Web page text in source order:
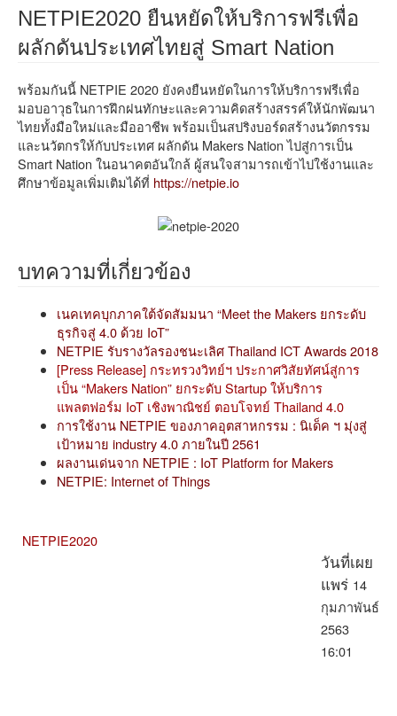
NETPIE2020 ยืนหยัดให้บริการฟรีเพื่อ
ผลักดันประเทศไทยสู่ Smart Nation
พร้อมกันนี้ NETPIE 2020 ยังคงยืนหยัดในการให้บริการฟรีเพื่อ
มอบอาวุธในการฝึกฝนทักษะและความคิดสร้างสรรค์ให้นักพัฒนา
ไทยทั้งมือใหม่และมืออาชีพ พร้อมเป็นสปริงบอร์ดสร้างนวัตกรรม
และนวัตกรให้กับประเทศ ผลักดัน Makers Nation ไปสู่การเป็น
Smart Nation ในอนาคตอันใกล้ ผู้สนใจสามารถเข้าไปใช้งานและ
ศึกษาข้อมูลเพิ่มเติมได้ที่ https://netpie.io
บทความที่เกี่ยวข้อง
เนคเทคบุกภาคใต้จัดสัมมนา “Meet the Makers ยกระดับ
ธุรกิจสู่ 4.0 ด้วย IoT”
NETPIE รับรางวัลรองชนะเลิศ Thailand ICT Awards 2018
[Press Release] กระทรวงวิทย์ฯ ประกาศวิสัยทัศน์สู่การ
เป็น “Makers Nation” ยกระดับ Startup ให้บริการ
แพลตฟอร์ม IoT เชิงพาณิชย์ ตอบโจทย์ Thailand 4.0
การใช้งาน NETPIE ของภาคอุตสาหกรรม : นิเด็ค ฯ มุ่งสู่
เป้าหมาย industry 4.0 ภายในปี 2561
ผลงานเด่นจาก NETPIE : IoT Platform for Makers
NETPIE: Internet of Things
NETPIE2020
วันที่เผย
แพร่ 14
กุมภาพันธ์
2563
16:01